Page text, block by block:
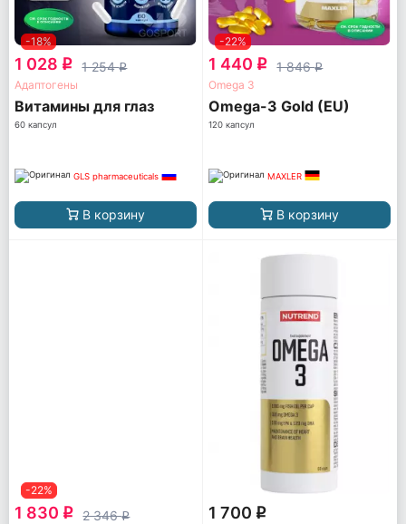
-18%
1 028 q 1 254q
Адаптогены
Витамины для глаз
60 капсул
GLS pharmaceuticals
В корзину
-22%
1 440 q 1 846q
Omega 3
Omega-3 Gold (EU)
120 капсул
MAXLER
В корзину
-22%
1 830 q 2 346q 1 700 q